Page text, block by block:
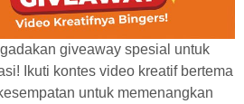
giveaway spesial untuk
Ikuti kontes video kreatif bertema
untuk memenangkan